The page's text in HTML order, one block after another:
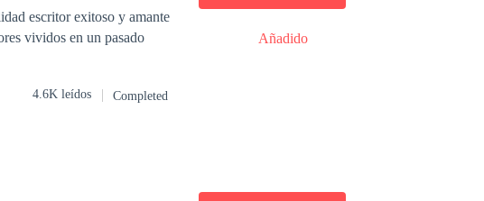
4.6K leídos Completed
Añadido